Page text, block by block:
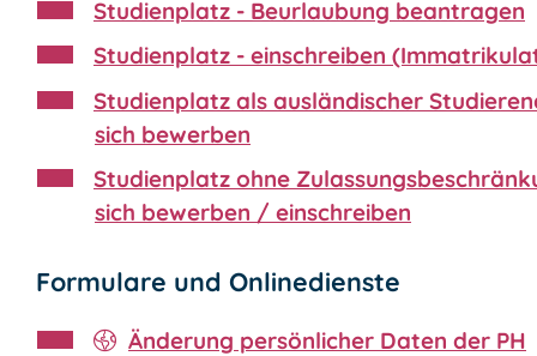
Studienplatz - Beurlaubung beantragen
Studienplatz - einschreiben
Studienplatz als ausländischer
sich bewerben
Studienplatz ohne
sich bewerben / einschreiben
Formulare und Onlinedienste
Änderung persönlicher Daten der PH